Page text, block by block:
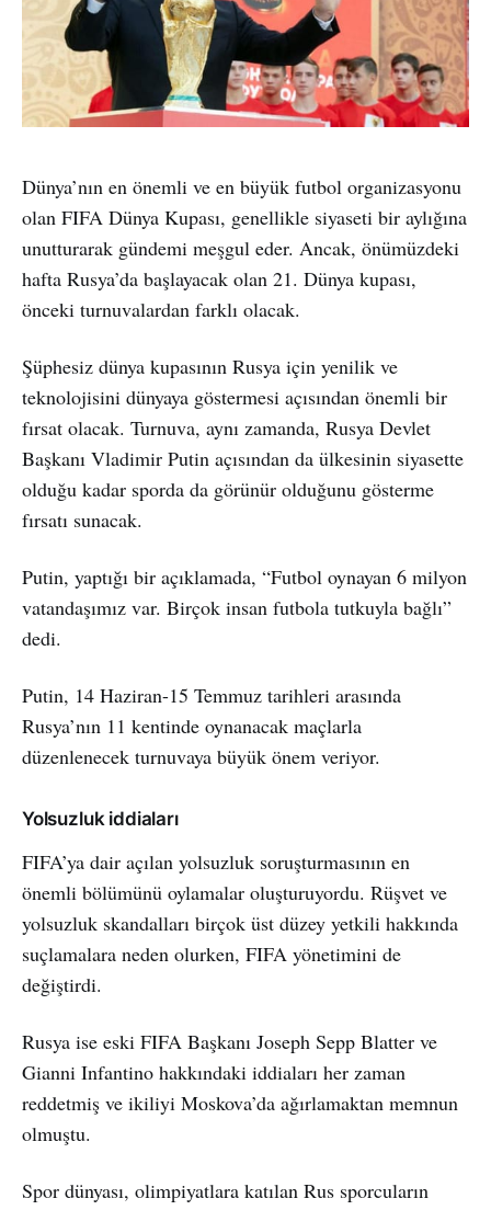
Dünya’nın en önemli ve en büyük futbol organizasyonu
olan FIFA Dünya Kupası, genellikle siyaseti bir aylığına
unutturarak gündemi meşgul eder. Ancak, önümüzdeki
hafta Rusya’da başlayacak olan 21. Dünya kupası,
önceki turnuvalardan farklı olacak.
Şüphesiz dünya kupasının Rusya için yenilik ve
teknolojisini dünyaya göstermesi açısından önemli bir
fırsat olacak. Turnuva, aynı zamanda, Rusya Devlet
Başkanı Vladimir Putin açısından da ülkesinin siyasette
olduğu kadar sporda da görünür olduğunu gösterme
fırsatı sunacak.
Putin, yaptığı bir açıklamada, “Futbol oynayan 6 milyon
vatandaşımız var. Birçok insan futbola tutkuyla bağlı”
dedi.
Putin, 14 Haziran-15 Temmuz tarihleri arasında
Rusya’nın 11 kentinde oynanacak maçlarla
düzenlenecek turnuvaya büyük önem veriyor.
Yolsuzluk iddiaları
FIFA’ya dair açılan yolsuzluk soruşturmasının en
önemli bölümünü oylamalar oluşturuyordu. Rüşvet ve
yolsuzluk skandalları birçok üst düzey yetkili hakkında
suçlamalara neden olurken, FIFA yönetimini de
değiştirdi.
Rusya ise eski FIFA Başkanı Joseph Sepp Blatter ve
Gianni Infantino hakkındaki iddiaları her zaman
reddetmiş ve ikiliyi Moskova’da ağırlamaktan memnun
olmuştu.
Spor dünyası, olimpiyatlara katılan Rus sporcuların